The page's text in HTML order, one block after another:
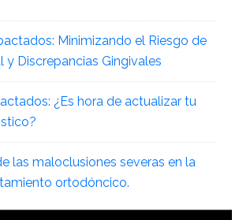
Minimizando el Riesgo de
y Discrepancias Gingivales
¿Es hora de actualizar tu
las maloclusiones severas en la
ortodóncico.